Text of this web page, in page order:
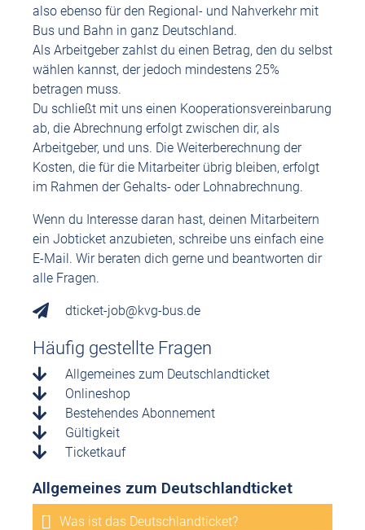
also ebenso für den Regional- und Nahverkehr mit
Bus und Bahn in ganz Deutschland.
Als Arbeitgeber zahlst du einen Betrag, den du selbst
wählen kannst, der jedoch mindestens 25%
betragen muss.
Du schließt mit uns einen Kooperationsvereinbarung
ab, die Abrechnung erfolgt zwischen dir, als
Arbeitgeber, und uns. Die Weiterberechnung der
Kosten, die für die Mitarbeiter übrig bleiben, erfolgt
im Rahmen der Gehalts- oder Lohnabrechnung.
Wenn du Interesse daran hast, deinen Mitarbeitern
ein Jobticket anzubieten, schreibe uns einfach eine
E-Mail. Wir beraten dich gerne und beantworten dir
alle Fragen.
dticket-job@kvg-bus.de
Häufig gestellte Fragen
Allgemeines zum Deutschlandticket
Onlineshop
Bestehendes Abonnement
Gültigkeit
Ticketkauf
Allgemeines zum Deutschlandticket
Was ist das Deutschlandticket?